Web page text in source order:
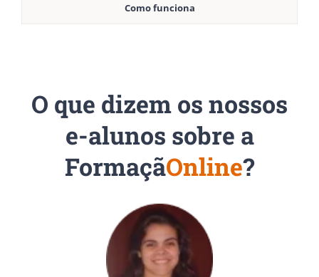
Como funciona
O que dizem os nossos
e-alunos sobre a
FormaçãOnline?